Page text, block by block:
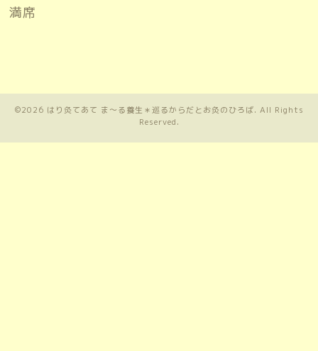
満席
©2026 はり灸てあて ま〜る養生＊巡るからだとお灸のひろば. All Rights
Reserved.